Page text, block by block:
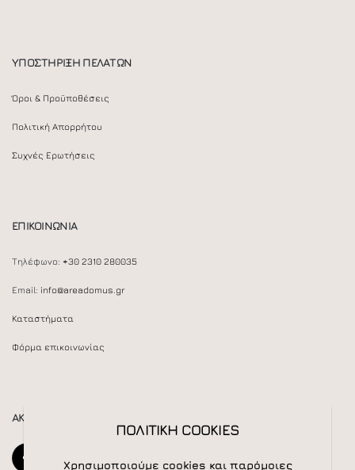
ΥΠΟΣΤΗΡΙΞΗ ΠΕΛΑΤΩΝ
Όροι & Προϋποθέσεις
Πολιτική Απορρήτου
Συχνές Ερωτήσεις
ΕΠΙΚΟΙΝΩΝΙΑ
Τηλέφωνο: +30 2310 280035
Email: info@areadomus.gr
Καταστήματα
Φόρμα επικοινωνίας
ΑΚΟΛΟΥΘΕΙΣΤΕ ΜΑΣ
ΠΟΛΙΤΙΚΗ COOKIES
Χρησιμοποιούμε cookies και παρόμοιες